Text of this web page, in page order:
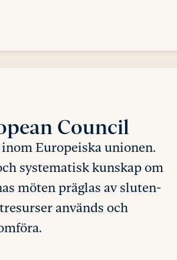
Council
Europeiska unionen.
systematisk kunskap om
möten präglas av sluten-
används och